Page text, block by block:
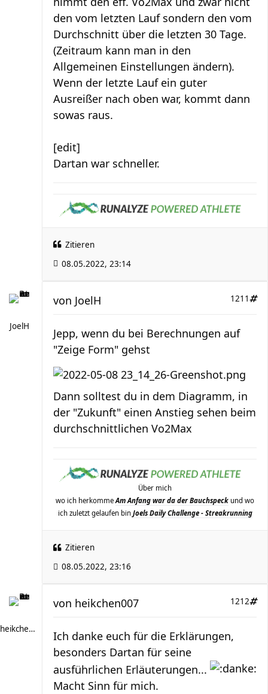
den vom letzten Lauf sondern den vom
Durchschnitt über die letzten 30 Tage.
(Zeitraum kann man in den
Allgemeinen Einstellungen ändern).
Wenn der letzte Lauf ein guter
Ausreißer nach oben war, kommt dann
sowas raus.
[edit]
Dartan war schneller.
Zitieren
08.05.2022, 23:14
JoelH
1211
von JoelH
Jepp, wenn du bei Berechnungen auf
"Zeige Form" gehst
Dann solltest du in dem Diagramm, in
der "Zukunft" einen Anstieg sehen beim
durchschnittlichen Vo2Max
Über mich
wo ich herkommeAm Anfang war da der Bauchspeck und wo
ich zuletzt gelaufen bin Joels Daily Challenge - Streakrunning
Zitieren
08.05.2022, 23:16
heikchen007
1212
von heikchen007
Ich danke euch für die Erklärungen,
besonders Dartan für seine
ausführlichen Erläuterungen...
Macht Sinn für mich.